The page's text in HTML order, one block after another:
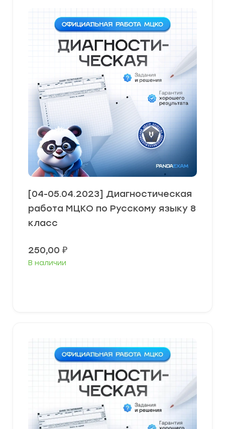
[04-05.04.2023] Диагностическая
работа МЦКО по Русскому языку 8
класс
250,00 ₽
В наличии